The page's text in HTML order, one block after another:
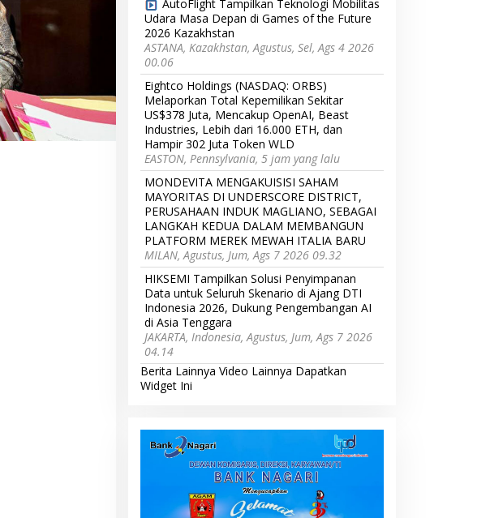
AutoFlight Tampilkan Teknologi Mobilitas
Udara Masa Depan di Games of the Future
2026 Kazakhstan
ASTANA, Kazakhstan, Agustus, Sel, Ags 4 2026
00.06
Eightco Holdings (NASDAQ: ORBS)
Melaporkan Total Kepemilikan Sekitar
US$378 Juta, Mencakup OpenAI, Beast
Industries, Lebih dari 16.000 ETH, dan
Hampir 302 Juta Token WLD
EASTON, Pennsylvania, 5 jam yang lalu
MONDEVITA MENGAKUISISI SAHAM
MAYORITAS DI UNDERSCORE DISTRICT,
PERUSAHAAN INDUK MAGLIANO, SEBAGAI
LANGKAH KEDUA DALAM MEMBANGUN
PLATFORM MEREK MEWAH ITALIA BARU
MILAN, Agustus, Jum, Ags 7 2026 09.32
HIKSEMI Tampilkan Solusi Penyimpanan
Data untuk Seluruh Skenario di Ajang DTI
Indonesia 2026, Dukung Pengembangan AI
di Asia Tenggara
JAKARTA, Indonesia, Agustus, Jum, Ags 7 2026
04.14
Berita Lainnya Video Lainnya Dapatkan
Widget Ini